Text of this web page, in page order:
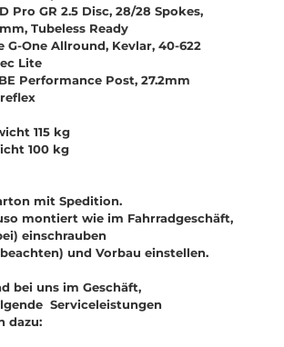
Pro GR 2.5 Disc, 28/28 Spokes,
Tubeless Ready
G-One Allround, Kevlar, 40-622
Lite
Performance Post, 27.2mm
115 kg
100 kg
mit Spedition.
montiert wie im Fahrradgeschäft,
einschrauben
und Vorbau einstellen.
bei uns im Geschäft,
Serviceleistungen
dazu: